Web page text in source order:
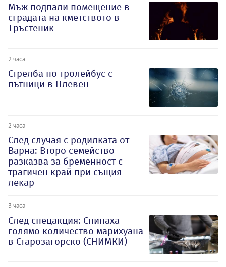
Мъж подпали помещение в
сградата на кметството в
Тръстеник
2 часа
Стрелба по тролейбус с
пътници в Плевен
2 часа
След случая с родилката от
Варна: Второ семейство
разказва за бременност с
трагичен край при същия
лекар
3 часа
След спецакция: Спипаха
голямо количество марихуана
в Старозагорско (СНИМКИ)